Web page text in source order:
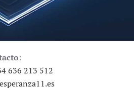
:
636 213 512